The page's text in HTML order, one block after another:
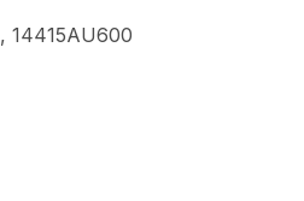
, 14415AU600